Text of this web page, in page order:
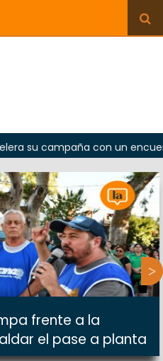
con un encuentro
frente a la
el pase a planta